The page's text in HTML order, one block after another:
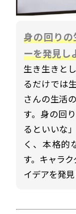
身の回り
ーを発見し
生き生きと
るだけでは
さんの生活
す。身の回
るといいな
く、本格的
す。キャラ
イデアを発